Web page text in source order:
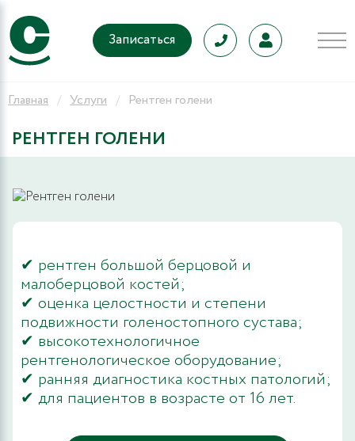
Записаться
Главная Услуги Рентген голени
РЕНТГЕН ГОЛЕНИ
✔ рентген большой берцовой и
малоберцовой костей;
✔ оценка целостности и степени
подвижности голеностопного сустава;
✔ высокотехнологичное
рентгенологическое оборудование;
✔ ранняя диагностика костных патологий;
✔ для пациентов в возрасте от 16 лет.